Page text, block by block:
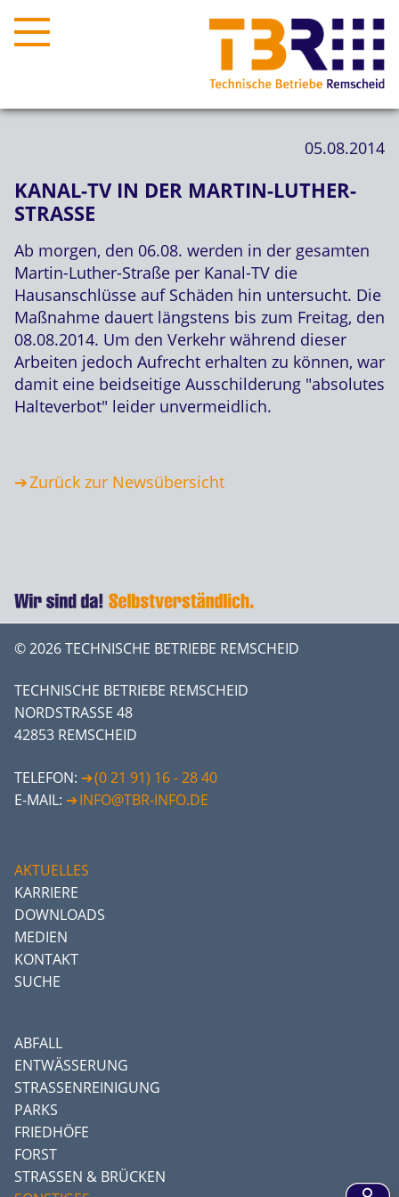
05.08.2014
KANAL-TV IN DER MARTIN-LUTHER-
STRASSE
Ab morgen, den 06.08. werden in der gesamten
Martin-Luther-Straße per Kanal-TV die
Hausanschlüsse auf Schäden hin untersucht. Die
Maßnahme dauert längstens bis zum Freitag, den
08.08.2014. Um den Verkehr während dieser
Arbeiten jedoch Aufrecht erhalten zu können, war
damit eine beidseitige Ausschilderung "absolutes
Halteverbot" leider unvermeidlich.
Zurück zur Newsübersicht
© 2026 TECHNISCHE BETRIEBE REMSCHEID
TECHNISCHE BETRIEBE REMSCHEID
NORDSTRASSE 48
42853 REMSCHEID
TELEFON:
(0 21 91) 16 - 28 40
E-MAIL:
INFO@TBR-INFO.DE
AKTUELLES
KARRIERE
DOWNLOADS
MEDIEN
KONTAKT
SUCHE
ABFALL
ENTWÄSSERUNG
STRASSENREINIGUNG
PARKS
FRIEDHÖFE
FORST
STRASSEN & BRÜCKEN